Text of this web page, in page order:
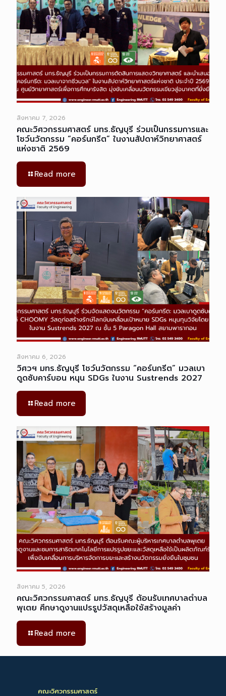
สิงหาคม 7, 2026
คณะวิศวกรรมศาสตร์ มทร.ธัญบุรี ร่วมเป็นกรรมการและ
โชว์นวัตกรรม “คอร์นกรีต” ในงานสัปดาห์วิทยาศาสตร์
แห่งชาติ 2569
Read more
สิงหาคม 6, 2026
วิศวฯ มทร.ธัญบุรี โชว์นวัตกรรม “คอร์นกรีต” มวลเบา
ดูดซับคาร์บอน หนุน SDGs ในงาน Sustrends 2027
Read more
สิงหาคม 5, 2026
คณะวิศวกรรมศาสตร์ มทร.ธัญบุรี ต้อนรับเทศบาลตำบล
พุเตย ศึกษาดูงานแปรรูปวัสดุเหลือใช้สร้างมูลค่า
Read more
คณะวิศวกรรมศาสตร์